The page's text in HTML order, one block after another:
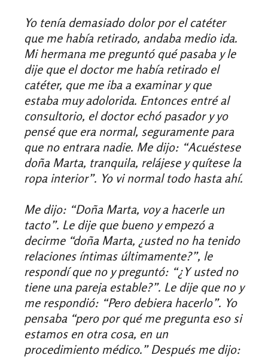
Yo tenía demasiado dolor por el catéter
que me había retirado, andaba medio ida.
Mi hermana me preguntó qué pasaba y le
dije que el doctor me había retirado el
catéter, que me iba a examinar y que
estaba muy adolorida. Entonces entré al
consultorio, el doctor echó pasador y yo
pensé que era normal, seguramente para
que no entrara nadie. Me dijo: “Acuéstese
doña Marta, tranquila, relájese y quítese la
ropa interior”. Yo vi normal todo hasta ahí.
Me dijo: “Doña Marta, voy a hacerle un
tacto”. Le dije que bueno y empezó a
decirme “doña Marta, ¿usted no ha tenido
relaciones íntimas últimamente?”, le
respondí que no y preguntó: “¿Y usted no
tiene una pareja estable?”. Le dije que no y
me respondió: “Pero debiera hacerlo”. Yo
pensaba “pero por qué me pregunta eso si
estamos en otra cosa, en un
procedimiento médico.” Después me dijo: